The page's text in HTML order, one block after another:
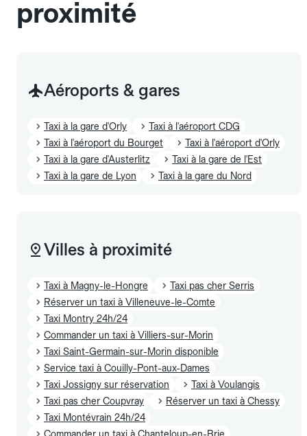
proximité
Aéroports & gares
Taxi à la gare d'Orly
Taxi à l'aéroport CDG
Taxi à l'aéroport du Bourget
Taxi à l'aéroport d'Orly
Taxi à la gare d'Austerlitz
Taxi à la gare de l'Est
Taxi à la gare de Lyon
Taxi à la gare du Nord
Villes à proximité
Taxi à Magny-le-Hongre
Taxi pas cher Serris
Réserver un taxi à Villeneuve-le-Comte
Taxi Montry 24h/24
Commander un taxi à Villiers-sur-Morin
Taxi Saint-Germain-sur-Morin disponible
Service taxi à Couilly-Pont-aux-Dames
Taxi Jossigny sur réservation
Taxi à Voulangis
Taxi pas cher Coupvray
Réserver un taxi à Chessy
Taxi Montévrain 24h/24